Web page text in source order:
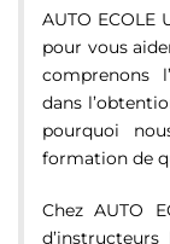
AUTO
pour vous
comprenons
dans
pourquoi
formation de
Chez AUTO